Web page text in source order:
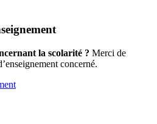
la scolarité ? Merci de
concerné.